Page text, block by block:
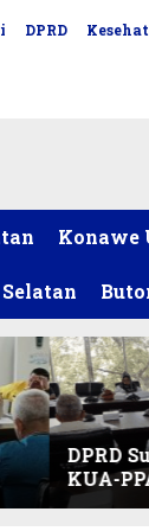
DPRD
Konawe
DPRD
KUA-